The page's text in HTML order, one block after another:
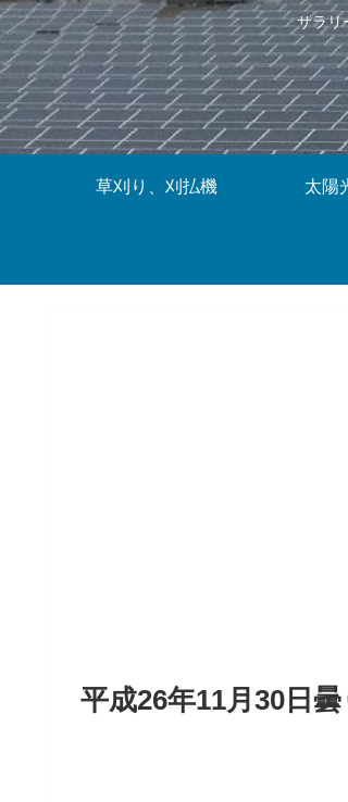
サラリ
草刈り、刈払機 太陽
平成26年11月30日曇